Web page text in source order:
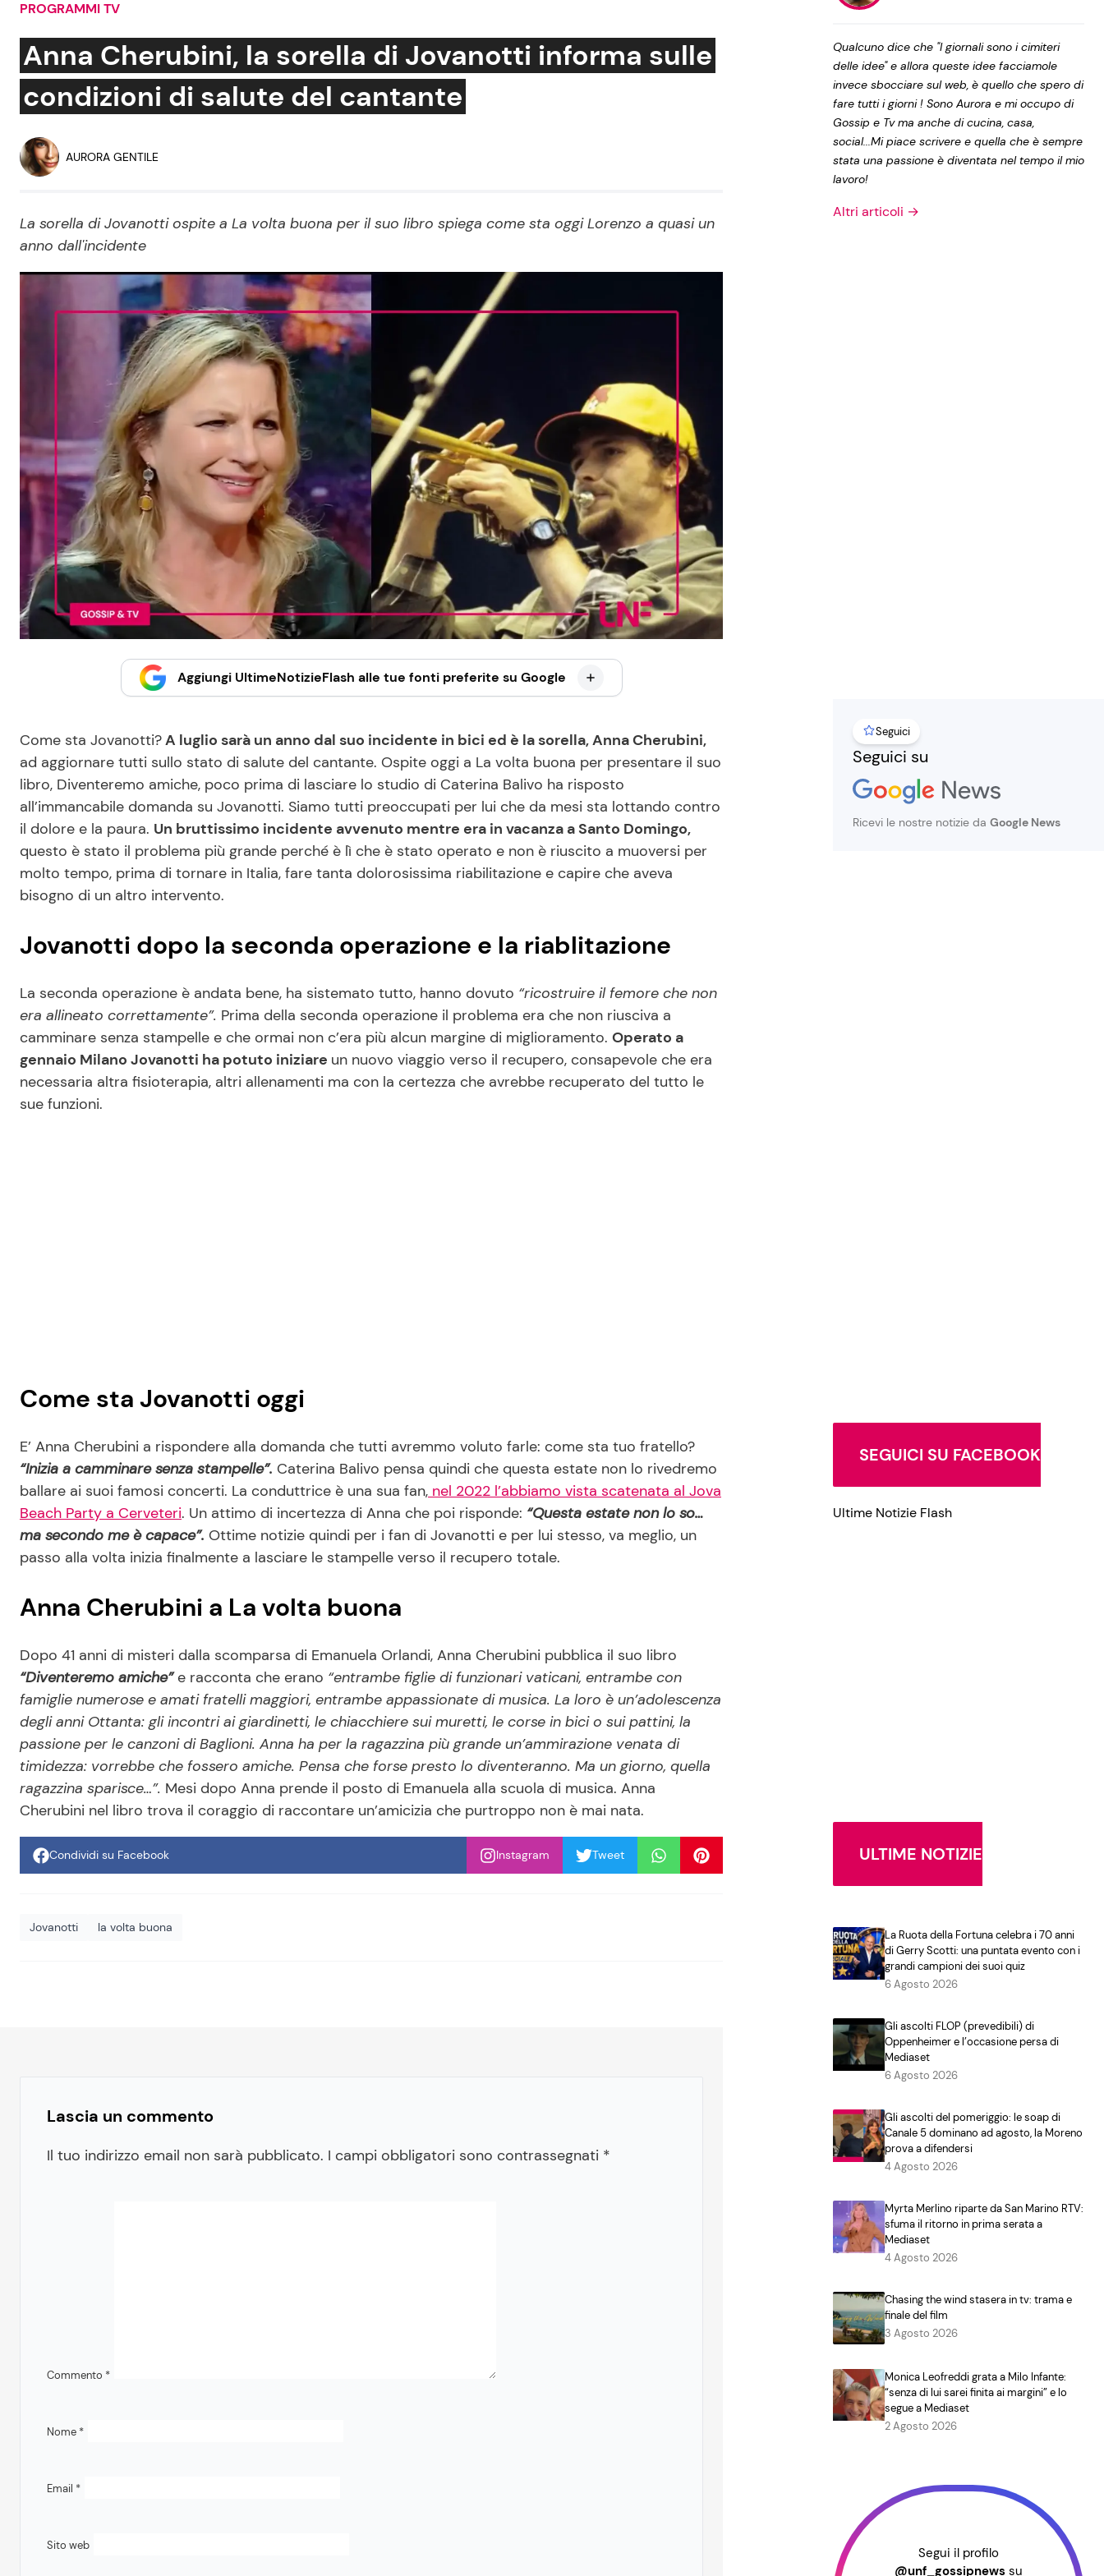
Social News
News dal mondo
Benessere
Mondo Mamma
Salute
Viaggi e Turismo
Festività
Le Ricette in TV
Ricette Facili e Veloci
Ricette Feste
Privacy Policy
PROGRAMMI TV
Anna Cherubini, la sorella di Jovanotti informa sulle
condizioni di salute del cantante
AURORA GENTILE
La sorella di Jovanotti ospite a La volta buona per il suo libro spiega come sta oggi Lorenzo a quasi un
anno dall'incidente
Aggiungi UltimeNotizieFlash alle tue fonti preferite su Google
Come sta Jovanotti?A luglio sarà un anno dal suo incidente in bici ed è la sorella, Anna Cherubini,
ad aggiornare tutti sullo stato di salute del cantante. Ospite oggi a La volta buona per presentare il suo
libro, Diventeremo amiche, poco prima di lasciare lo studio di Caterina Balivo ha risposto
all’immancabile domanda su Jovanotti. Siamo tutti preoccupati per lui che da mesi sta lottando contro
il dolore e la paura. Un bruttissimo incidente avvenuto mentre era in vacanza a Santo Domingo,
questo è stato il problema più grande perché è lì che è stato operato e non è riuscito a muoversi per
molto tempo, prima di tornare in Italia, fare tanta dolorosissima riabilitazione e capire che aveva
bisogno di un altro intervento.
Jovanotti dopo la seconda operazione e la riablitazione
La seconda operazione è andata bene, ha sistemato tutto, hanno dovuto “ricostruire il femore che non
era allineato correttamente”. Prima della seconda operazione il problema era che non riusciva a
camminare senza stampelle e che ormai non c’era più alcun margine di miglioramento. Operato a
gennaio Milano Jovanotti ha potuto iniziare un nuovo viaggio verso il recupero, consapevole che era
necessaria altra fisioterapia, altri allenamenti ma con la certezza che avrebbe recuperato del tutto le
sue funzioni.
Come sta Jovanotti oggi
E’ Anna Cherubini a rispondere alla domanda che tutti avremmo voluto farle: come sta tuo fratello?
“Inizia a camminare senza stampelle”. Caterina Balivo pensa quindi che questa estate non lo rivedremo
ballare ai suoi famosi concerti. La conduttrice è una sua fan, nel 2022 l’abbiamo vista scatenata al Jova
Beach Party a Cerveteri. Un attimo di incertezza di Anna che poi risponde: “Questa estate non lo so…
ma secondo me è capace”. Ottime notizie quindi per i fan di Jovanotti e per lui stesso, va meglio, un
passo alla volta inizia finalmente a lasciare le stampelle verso il recupero totale.
Anna Cherubini a La volta buona
Dopo 41 anni di misteri dalla scomparsa di Emanuela Orlandi, Anna Cherubini pubblica il suo libro
“Diventeremo amiche”e racconta che erano “entrambe figlie di funzionari vaticani, entrambe con
famiglie numerose e amati fratelli maggiori, entrambe appassionate di musica. La loro è un’adolescenza
degli anni Ottanta: gli incontri ai giardinetti, le chiacchiere sui muretti, le corse in bici o sui pattini, la
passione per le canzoni di Baglioni. Anna ha per la ragazzina più grande un’ammirazione venata di
timidezza: vorrebbe che fossero amiche. Pensa che forse presto lo diventeranno. Ma un giorno, quella
ragazzina sparisce…”. Mesi dopo Anna prende il posto di Emanuela alla scuola di musica. Anna
Cherubini nel libro trova il coraggio di raccontare un’amicizia che purtroppo non è mai nata.
Condividi su Facebook Instagram Tweet
Jovanotti la volta buona
Lascia un commento
Il tuo indirizzo email non sarà pubblicato. I campi obbligatori sono contrassegnati *
Commento *
Nome *
Email *
Sito web
Qualcuno dice che "I giornali sono i cimiteri
delle idee" e allora queste idee facciamole
invece sbocciare sul web, è quello che spero di
fare tutti i giorni ! Sono Aurora e mi occupo di
Gossip e Tv ma anche di cucina, casa,
social...Mi piace scrivere e quella che è sempre
stata una passione è diventata nel tempo il mio
lavoro!
Altri articoli →
Seguici
Seguici su
Ricevi le nostre notizie da Google News
SEGUICI SU FACEBOOK
Ultime Notizie Flash
ULTIME NOTIZIE
La Ruota della Fortuna celebra i 70 anni
di Gerry Scotti: una puntata evento con i
grandi campioni dei suoi quiz
6 Agosto 2026
Gli ascolti FLOP (prevedibili) di
Oppenheimer e l’occasione persa di
Mediaset
6 Agosto 2026
Gli ascolti del pomeriggio: le soap di
Canale 5 dominano ad agosto, la Moreno
prova a difendersi
4 Agosto 2026
Myrta Merlino riparte da San Marino RTV:
sfuma il ritorno in prima serata a
Mediaset
4 Agosto 2026
Chasing the wind stasera in tv: trama e
finale del film
3 Agosto 2026
Monica Leofreddi grata a Milo Infante:
“senza di lui sarei finita ai margini” e lo
segue a Mediaset
2 Agosto 2026
Segui il profilo
@unf_gossipnews su